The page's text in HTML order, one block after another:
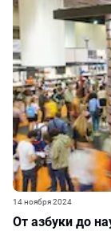
От азбуки до
14 ноября 2024